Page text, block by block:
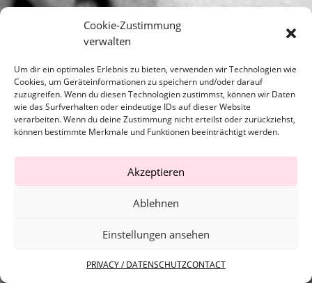
Cookie-Zustimmung
verwalten
Um dir ein optimales Erlebnis zu bieten, verwenden wir Technologien wie
Cookies, um Geräteinformationen zu speichern und/oder darauf
zuzugreifen. Wenn du diesen Technologien zustimmst, können wir Daten
wie das Surfverhalten oder eindeutige IDs auf dieser Website
verarbeiten. Wenn du deine Zustimmung nicht erteilst oder zurückziehst,
können bestimmte Merkmale und Funktionen beeinträchtigt werden.
Akzeptieren
Ablehnen
Einstellungen ansehen
PRIVACY / DATENSCHUTZCONTACT
Copyright © 2022 | theagency.